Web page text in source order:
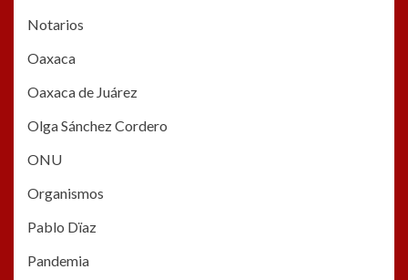
Notarios
Oaxaca
Oaxaca de Juárez
Olga Sánchez Cordero
ONU
Organismos
Pablo Dïaz
Pandemia